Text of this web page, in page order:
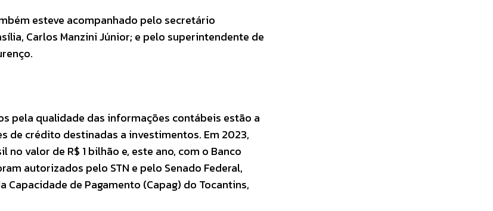
esteve acompanhado pelo secretário
Carlos Manzini Júnior; e pelo superintendente de
pela qualidade das informações contábeis estão a
de crédito destinadas a investimentos. Em 2023,
valor de R$ 1 bilhão e, este ano, com o Banco
autorizados pelo STN e pelo Senado Federal,
de Pagamento (Capag) do Tocantins,